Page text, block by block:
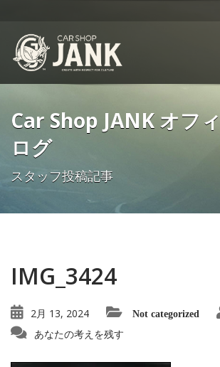
Car Shop JANK オフ
ログ
スタッフ投稿記事
IMG_3424
2月 13, 2024 Not categorized
あなたの考えを残す